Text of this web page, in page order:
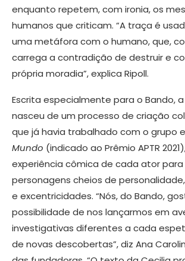
enquanto repetem, com ironia, os
humanos que criticam. “A traça é
uma metáfora com o humano, que,
carrega a contradição de destruir e
própria moradia”, explica Ripoll.
Escrita especialmente para o Bando,
nasceu de um processo de criação
que já havia trabalhado com o grupo
Mundo (indicado ao Prêmio APTR
experiência cômica de cada ator para
personagens cheios de
e excentricidades. “Nós, do Bando,
possibilidade de nos lançarmos em
investigativas diferentes a cada
de novas descobertas”, diz Ana